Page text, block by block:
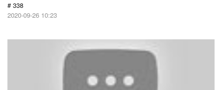
# 338
2020-09-26 10:23